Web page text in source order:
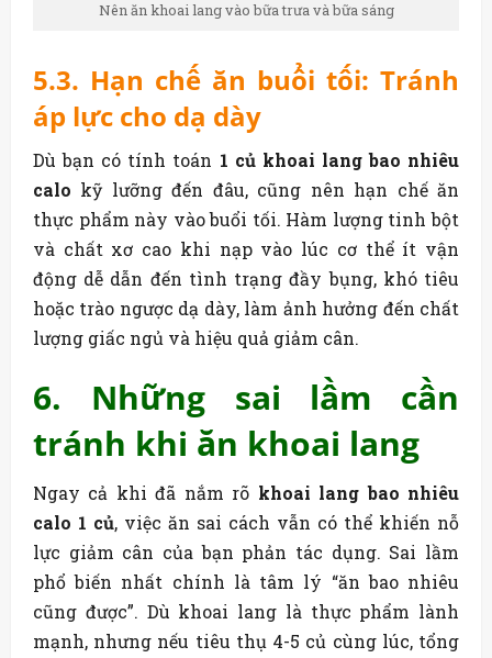
Nên ăn khoai lang vào bữa trưa và bữa sáng
5.3. Hạn chế ăn buổi tối: Tránh
áp lực cho dạ dày
Dù bạn có tính toán 1 củ khoai lang bao nhiêu
calo kỹ lưỡng đến đâu, cũng nên hạn chế ăn
thực phẩm này vào buổi tối. Hàm lượng tinh bột
và chất xơ cao khi nạp vào lúc cơ thể ít vận
động dễ dẫn đến tình trạng đầy bụng, khó tiêu
hoặc trào ngược dạ dày, làm ảnh hưởng đến chất
lượng giấc ngủ và hiệu quả giảm cân.
6. Những sai lầm cần
tránh khi ăn khoai lang
Ngay cả khi đã nắm rõ khoai lang bao nhiêu
calo 1 củ, việc ăn sai cách vẫn có thể khiến nỗ
lực giảm cân của bạn phản tác dụng. Sai lầm
phổ biến nhất chính là tâm lý “ăn bao nhiêu
cũng được”. Dù khoai lang là thực phẩm lành
mạnh, nhưng nếu tiêu thụ 4-5 củ cùng lúc, tổng